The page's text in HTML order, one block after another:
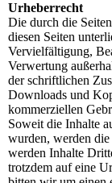
Urheberrecht
Die durch die
diesen Seiten
Vervielfältigung,
Verwertung
der schriftlichen
Downloads und
kommerziellen
Soweit die Inhalte
wurden, werden die
werden Inhalte
trotzdem auf eine